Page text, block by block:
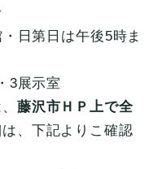
日第日は午後5時ま
3展示室
藤沢市ＨＰ上で全
、下記よりこ確認